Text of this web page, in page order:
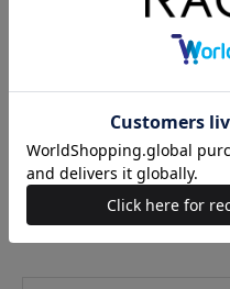
サイズ表記